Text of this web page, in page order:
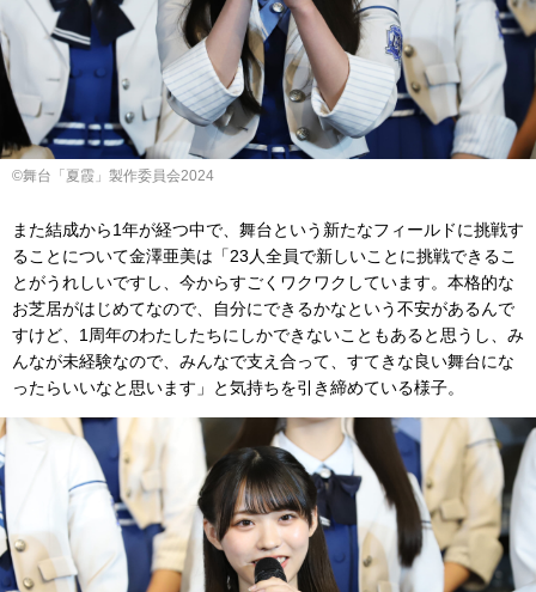
©舞台「夏霞」製作委員会2024
また結成から1年が経つ中で、舞台という新たなフィールドに挑戦す
ることについて金澤亜美は「23人全員で新しいことに挑戦できるこ
とがうれしいですし、今からすごくワクワクしています。本格的な
お芝居がはじめてなので、自分にできるかなという不安があるんで
すけど、1周年のわたしたちにしかできないこともあると思うし、み
んなが未経験なので、みんなで支え合って、すてきな良い舞台にな
ったらいいなと思います」と気持ちを引き締めている様子。